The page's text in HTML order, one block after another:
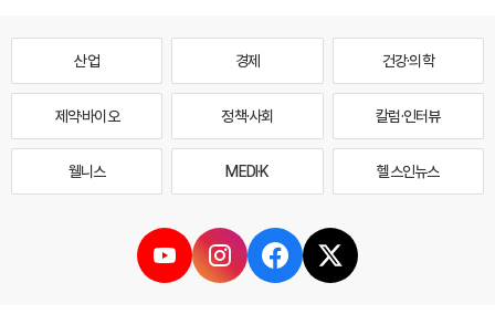
산업 경제 건강·의학
제약·바이오 정책·사회 칼럼·인터뷰
웰니스 MEDI·K 헬스인뉴스